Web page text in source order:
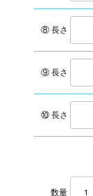
⑧ 長さ
⑨ 長さ
⑩ 長さ
数量